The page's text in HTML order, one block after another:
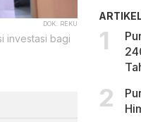
DOK. REKU
investasi bagi